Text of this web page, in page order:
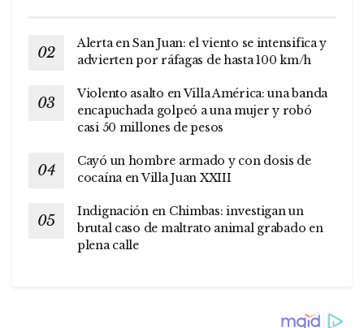
Alerta en San Juan: el viento se intensifica y
advierten por ráfagas de hasta 100 km/h
Violento asalto en Villa América: una banda
encapuchada golpeó a una mujer y robó
casi 50 millones de pesos
Cayó un hombre armado y con dosis de
cocaína en Villa Juan XXIII
Indignación en Chimbas: investigan un
brutal caso de maltrato animal grabado en
plena calle